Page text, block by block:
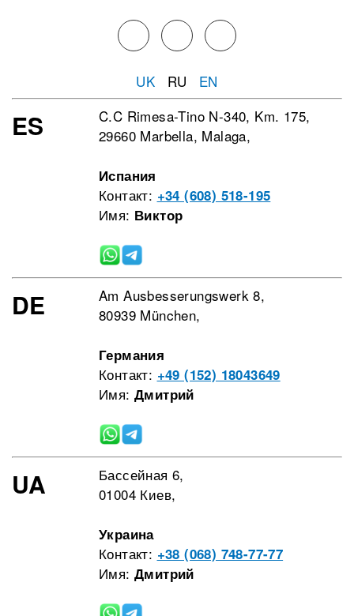
UK RU EN
ES
C.C Rimesa-Tino N-340, Km. 175,
29660 Marbella, Malaga,
Испания
Контакт: +34 (608) 518-195
Имя: Виктор
DE
Am Ausbesserungswerk 8,
80939 München,
Германия
Контакт: +49 (152) 18043649
Имя: Дмитрий
UA
Бассейная 6,
01004 Киев,
Украина
Контакт: +38 (068) 748-77-77
Имя: Дмитрий